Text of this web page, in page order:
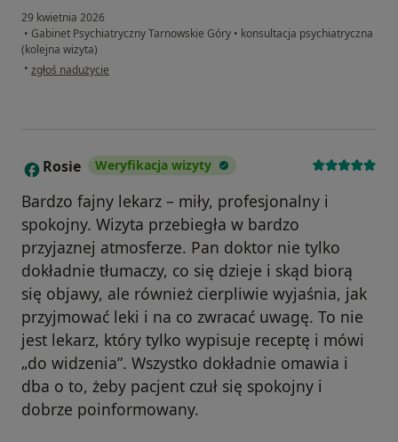
29 kwietnia 2026
• Gabinet Psychiatryczny Tarnowskie Góry • konsultacja psychiatryczna
(kolejna wizyta)
• w opinii użytkownika Basia
zgłoś nadużycie
R Rosie Weryfikacja wizyty
Bardzo fajny lekarz – miły, profesjonalny i
spokojny. Wizyta przebiegła w bardzo
przyjaznej atmosferze. Pan doktor nie tylko
dokładnie tłumaczy, co się dzieje i skąd biorą
się objawy, ale również cierpliwie wyjaśnia, jak
przyjmować leki i na co zwracać uwagę. To nie
jest lekarz, który tylko wypisuje receptę i mówi
„do widzenia”. Wszystko dokładnie omawia i
dba o to, żeby pacjent czuł się spokojny i
dobrze poinformowany.